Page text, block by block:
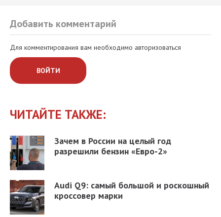
Добавить комментарий
Для комментирования вам необходимо авторизоваться
ВОЙТИ
ЧИТАЙТЕ ТАКЖЕ:
Зачем в России на целый год
разрешили бензин «Евро-2»
Audi Q9: самый большой и роскошный
кроссовер марки